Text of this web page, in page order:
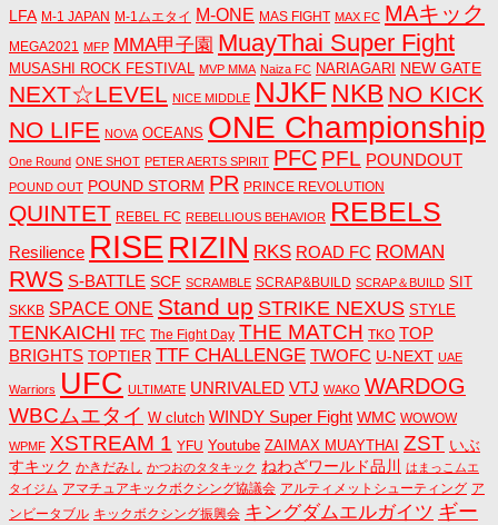
LFA M-1 JAPAN M-1ムエタイ M-ONE MAS FIGHT MAX FC MAキック
MEGA2021 MFP MMA甲子園 MuayThai Super Fight
MUSASHI ROCK FESTIVAL MVP MMA Naiza FC NARIAGARI NEW GATE
NEXT☆LEVEL NICE MIDDLE NJKF NKB NO KICK
NO LIFE NOVA OCEANS ONE Championship
One Round ONE SHOT PETER AERTS SPIRIT PFC PFL POUNDOUT
POUND OUT POUND STORM PR PRINCE REVOLUTION
QUINTET REBEL FC REBELLIOUS BEHAVIOR REBELS
Resilience RISE RIZIN RKS ROAD FC ROMAN
RWS S-BATTLE SCF SCRAMBLE SCRAP&BUILD SCRAP＆BUILD SIT
SKKB SPACE ONE Stand up STRIKE NEXUS STYLE
TENKAICHI TFC The Fight Day THE MATCH TKO TOP
BRIGHTS TOPTIER TTF CHALLENGE TWOFC U-NEXT UAE
Warriors UFC ULTIMATE UNRIVALED VTJ WAKO WARDOG
WBCムエタイ W clutch WINDY Super Fight WMC WOWOW
WPMF XSTREAM 1 YFU Youtube ZAIMAX MUAYTHAI ZST いぶ
すキック かきだみし かつおのタタキック ねわざワールド品川
はまっこムエ
タイジム アマチュアキックボクシング協議会 アルティメットシューティング ア
ンビータブル キックボクシング振興会 キングダムエルガイツ ギー